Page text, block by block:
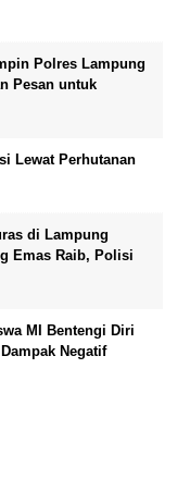
Polres Lampung
Pesan untuk
Lewat Perhutanan
di Lampung
Emas Raib, Polisi
MI Bentengi Diri
Negatif